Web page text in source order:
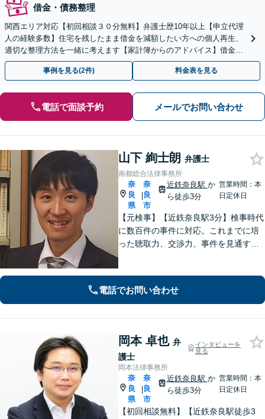
借金・債務整理
関西エリア対応【初回相談３０分無料】弁護士歴10年以上【申立代理
人の経験多数】住宅を残したまま借金を減額したい方への個人再生、
適切な整理方法を一緒に考えます【家計簿からのアドバイス】借金を
繰り返さない生活再建を目指しましょう。
事例を見る(2件) 料金表を見る
電話で面談予約 メールでお問い合わせ
山下 絢士朗 弁護士
南都総合法律事務所
奈
良
県
|
奈
良
市
近鉄奈良駅 か
ら徒歩3分
営業時間：本
日定休日
【元検事】【近鉄奈良駅3分】検事時代
に数百件の事件に対応。これまでに培
った聴取力、交渉力、事件を見通す分
【法テラス利用可】
電話でお問い合わせ
岡本 卓也 弁
護士
インタビューを
見る
岡本法律事務所
奈
良
県
|
奈
良
市
近鉄奈良駅 か
ら徒歩3分
営業時間：本
日定休日
【初回相談無料】【近鉄奈良駅徒歩3